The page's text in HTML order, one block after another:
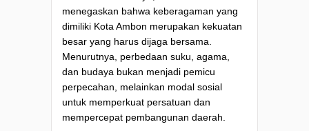
menegaskan bahwa keberagaman yang
dimiliki Kota Ambon merupakan kekuatan
besar yang harus dijaga bersama.
Menurutnya, perbedaan suku, agama,
dan budaya bukan menjadi pemicu
perpecahan, melainkan modal sosial
untuk memperkuat persatuan dan
mempercepat pembangunan daerah.